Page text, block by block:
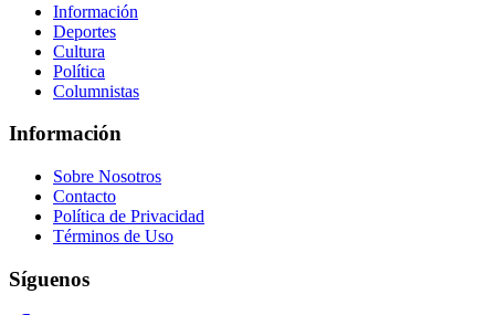
Información
Deportes
Cultura
Política
Columnistas
Información
Sobre Nosotros
Contacto
Política de Privacidad
Términos de Uso
Síguenos